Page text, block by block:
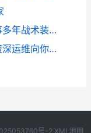
三角洲行动卡放在哪里里最安全从事多年战术装备的我只认这3种做法 三角洲行动卡放卡包里会掉吗
三角洲行动云游戏秒玩不用排队：资深运维向你的真体验和避坑指导 三角洲行动云游戏手机版
号-2 XML地图